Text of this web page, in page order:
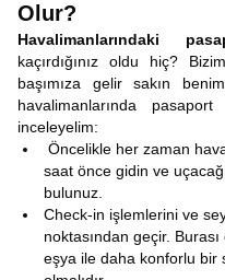
Olur?
Havalimanlarındaki
kaçırdığınız oldu hiç?
başımıza gelir sakın
havalimanlarında
inceleyelim:
Öncelikle her zaman
saat önce gidin ve
bulunuz.
Check-in işlemlerini ve
noktasından geçir.
eşya ile daha konforlu bir